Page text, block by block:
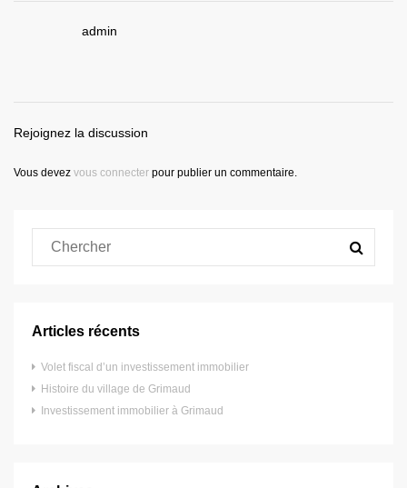
admin
Rejoignez la discussion
Vous devez vous connecter pour publier un commentaire.
Articles récents
Volet fiscal d’un investissement immobilier
Histoire du village de Grimaud
Investissement immobilier à Grimaud